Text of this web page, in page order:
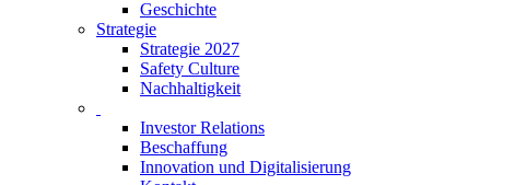
Geschichte
Strategie
Strategie 2027
Safety Culture
Nachhaltigkeit
Investor Relations
Beschaffung
Innovation und Digitalisierung